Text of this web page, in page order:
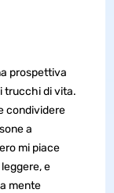
prospettiva
trucchi di vita.
condividere
a
mi piace
e
mente